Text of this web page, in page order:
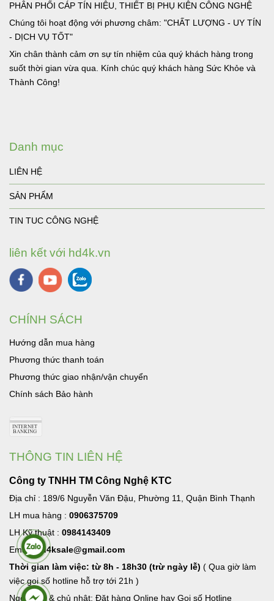
PHÂN PHỐI CÁP TÍN HIỆU, THIẾT BỊ PHỤ KIỆN CÔNG NGHỆ
Chúng tôi hoạt động với phương châm: "CHẤT LƯỢNG - UY TÍN
- DỊCH VỤ TỐT"
Xin chân thành cảm ơn sự tín nhiệm của quý khách hàng trong
suốt thời gian vừa qua. Kính chúc quý khách hàng Sức Khỏe và
Thành Công!
Danh mục
LIÊN HỆ
SẢN PHẨM
TIN TUC CÔNG NGHỆ
liên kết với hd4k.vn
CHÍNH SÁCH
Hướng dẫn mua hàng
Phương thức thanh toán
Phương thức giao nhận/vận chuyển
Chính sách Bảo hành
THÔNG TIN LIÊN HỆ
Công ty TNHH TM Công Nghệ KTC
Địa chỉ : 189/6 Nguyễn Văn Đậu, Phường 11, Quận Bình Thạnh
LH mua hàng : 0906375709
LH Kỹ thuật : 0984143409
Email:hd4ksale@gmail.com
Thời gian làm việc: từ 8h - 18h30 (trừ ngày lễ) ( Qua giờ làm
việc goi số hotline hỗ trợ tới 21h )
Ngoài giờ & chủ nhật: Đặt hàng Online hay Gọi số Hotline